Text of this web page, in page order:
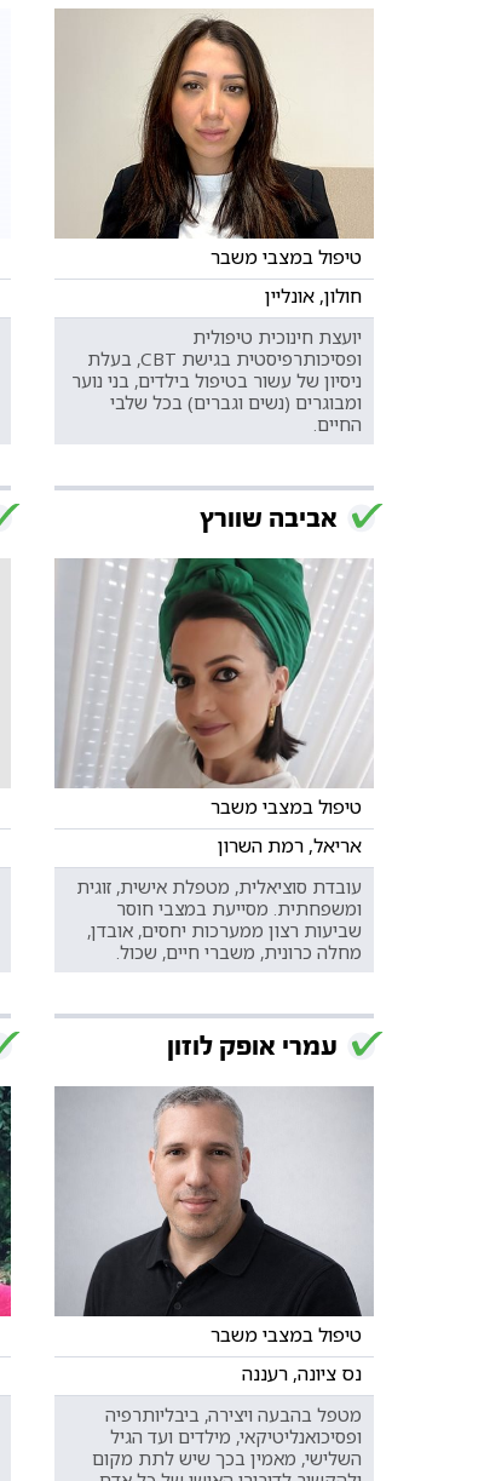
טיפול במצבי משבר
חולון, אונליין
יועצת חינוכית טיפולית
ופסיכותרפיסטית בגישת CBT, בעלת
ניסיון של עשור בטיפול בילדים, בני נוער
ומבוגרים (נשים וגברים) בכל שלבי
החיים.
אביבה שוורץ
טיפול במצבי משבר
אריאל, רמת השרון
עובדת סוציאלית, מטפלת אישית, זוגית
ומשפחתית. מסייעת במצבי חוסר
שביעות רצון ממערכות יחסים, אובדן,
מחלה כרונית, משברי חיים, שכול.
עמרי אופק לוזון
טיפול במצבי משבר
נס ציונה, רעננה
מטפל בהבעה ויצירה, ביבליותרפיה
ופסיכואנליטיקאי, מילדים ועד הגיל
השלישי, מאמין בכך שיש לתת מקום